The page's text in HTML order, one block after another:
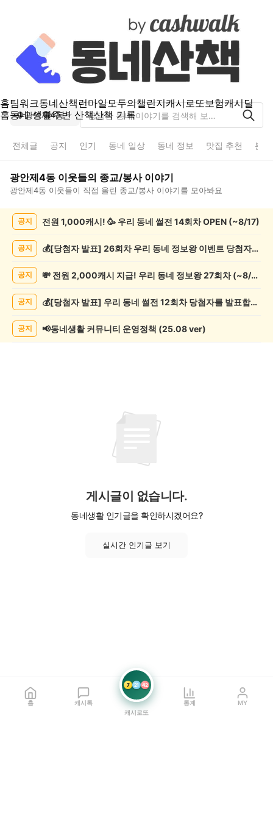
홈팀워크동네산책 런마일모두의챌린지캐시로또보험캐시딜
홈동네 생활주변 산책산책 기록
광안제4동
전체글 공지 인기 동네 일상 동네 정보 맛집 추천 분
광안제4동 이웃들의 종교/봉사이야기
광안제4동 이웃들이 직접 올린 종교/봉사 이야기를 모아봐요
교/
글
공지 전원 1,000캐시! 🥳 우리 동네 썰전 14회차 OPEN (~8/17)
공지 💰[당첨자 발표] 26회차 우리 동네 정보왕 이벤트 당첨자를 발표합니다!
공지 💸 전원 2,000캐시 지급! 우리 동네 정보왕 27회차 (~8/10)
공지 💰[당첨자 발표] 우리 동네 썰전 12회차 당첨자를 발표합니다!
공지 📢동네생활 커뮤니티 운영정책 (25.08 ver)
게시글이 없습니다.
동네생활 인기글을 확인하시겠어요?
실시간 인기글 보기
홈 캐시톡
7 21 42
캐시로또
통계 MY